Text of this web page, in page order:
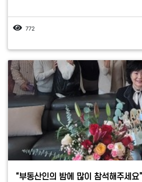
772
“부동산인의 밤에 많이 참석해주세요”